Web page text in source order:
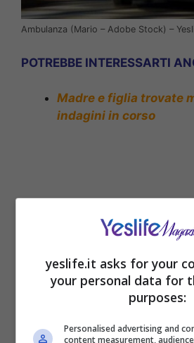
Ambulanza (Mario – Adobe Stock) –
POTREBBE INTERESSARTI
Madre e figlia trovate
indagini in corso
operaio perde la vita
yeslife.it asks for your
your personal data for
purposes:
Personalised advertising and
content measurement,